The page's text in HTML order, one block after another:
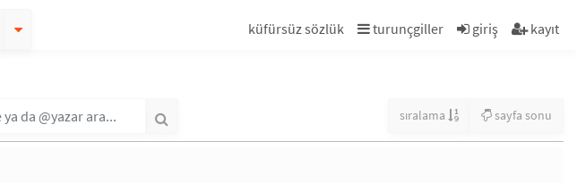
küfürsüz sözlük turunçgiller giriş kayıt
sıralama sayfa sonu